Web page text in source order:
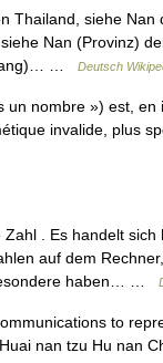
siehe Nan
Nan (Provinz)
…
Deutsch
nombre ») est, en
invalide, plus
. Es handelt sich
auf dem
haben… …
to
nan tzu Hu nan